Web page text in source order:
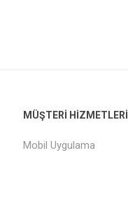
MÜŞTERI HIZMETLERI
Mobil Uygulama